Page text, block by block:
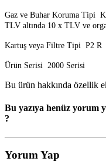
Gaz ve Buhar Koruma Tipi‎
TLV altında 10 x TLV ve
Kartuş veya Filtre Tipi‎ ‎ P2 R
Ürün Serisi‎ ‎ 2000 Serisi
Bu ürün hakkında özellik
Bu yazıya henüz yorum
?
Yorum Yap